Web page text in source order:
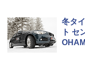
冬タ
ト セ